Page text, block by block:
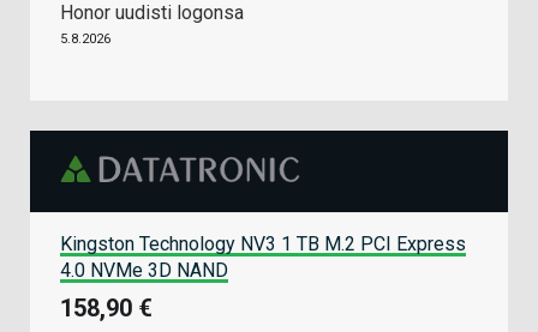
Honor uudisti logonsa
5.8.2026
Kingston Technology NV3 1 TB M.2 PCI Express
4.0 NVMe 3D NAND
158,90 €